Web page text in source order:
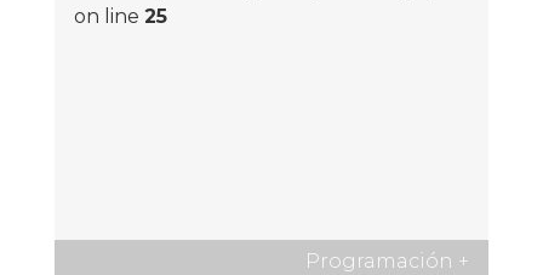
on line 25
Programación +